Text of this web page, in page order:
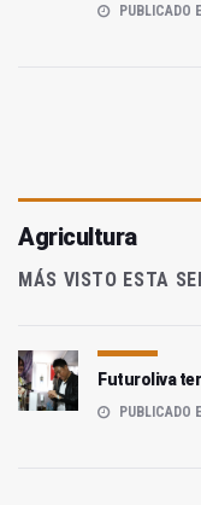
PUBLICADO
Agricultura
MÁS VISTO ESTA
Futuroliva
PUBLICADO